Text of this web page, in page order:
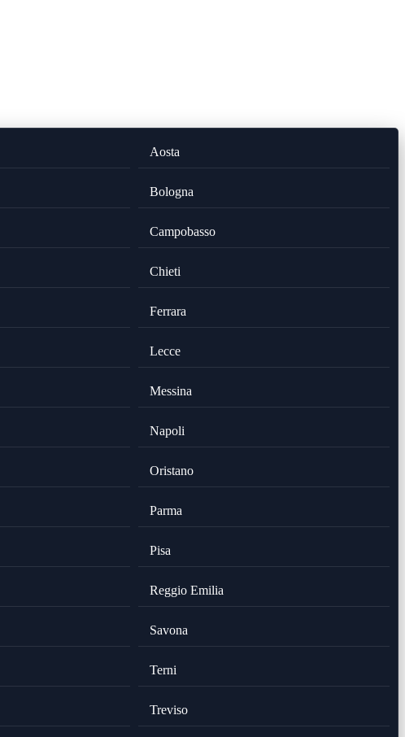
Aosta
Bologna
Campobasso
Chieti
Ferrara
Lecce
Messina
Napoli
Oristano
Parma
Pisa
Reggio Emilia
Savona
Terni
Treviso